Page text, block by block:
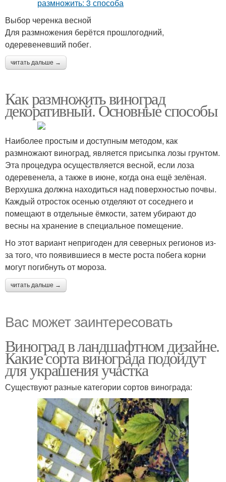
Выбор черенка весной
Для размножения берётся прошлогодний,
одеревеневший побег.
читать дальше →
Как размножить виноград
декоративный. Основные способы
Наиболее простым и доступным методом, как
размножают виноград, является присыпка лозы грунтом.
Эта процедура осуществляется весной, если лоза
одеревенела, а также в июне, когда она ещё зелёная.
Верхушка должна находиться над поверхностью почвы.
Каждый отросток осенью отделяют от соседнего и
помещают в отдельные ёмкости, затем убирают до
весны на хранение в специальное помещение.
Но этот вариант непригоден для северных регионов из-
за того, что появившиеся в месте роста побега корни
могут погибнуть от мороза.
читать дальше →
Вас может заинтересовать
Виноград в ландшафтном дизайне.
Какие сорта винограда подойдут
для украшения участка
Существуют разные категории сортов винограда: